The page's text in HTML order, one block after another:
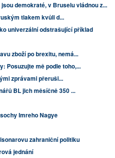
demokraté, v Bruselu vládnou z...
tlakem kvůli d...
univerzální odstrašující příklad
zboží po brexitu, nemá...
Posuzujte mě podle toho,...
zprávami přeruši...
BL jich měsíčně 350 ...
Imreho Nagye
zahraniční politiku
jednání